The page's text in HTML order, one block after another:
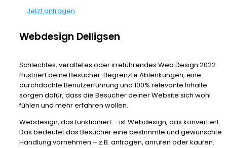
Jetzt anfragen
Webdesign Delligsen
Schlechtes, veraltetes oder irreführendes Web Design 2022
frustriert deine Besucher. Begrenzte Ablenkungen, eine
durchdachte Benutzerführung und 100% relevante Inhalte
sorgen dafür, dass die Besucher deiner Website sich wohl
fühlen und mehr erfahren wollen.
Webdesign, das funktioniert – ist Webdesign, das konvertiert.
Das bedeutet das Besucher eine bestimmte und gewünschte
Handlung vornehmen – z.B. anfragen, anrufen oder kaufen.